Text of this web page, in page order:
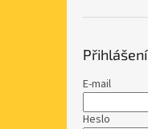
Přihlášení
E-mail
Heslo